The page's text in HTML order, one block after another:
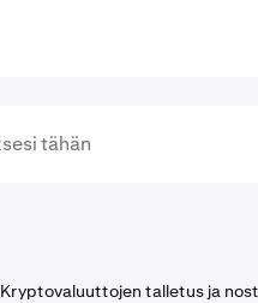
Kryptovaluuttojen talletus ja